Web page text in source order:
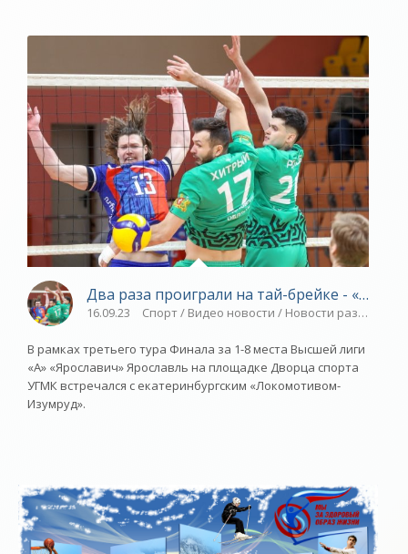
Два раза проиграли на тай-брейке -
16.09.23 Спорт / Видео новости / Новости разное /
В рамках третьего тура Финала за 1-8 места Высшей лиги
«А» «Ярославич» Ярославль на площадке Дворца спорта
УГМК встречался с екатеринбургским «Локомотивом-
Изумруд».